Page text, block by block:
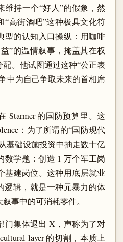
维持一个“好人”的假象，然
“高街酒吧”这种极具文化符
型的认知入口操纵：用咖啡
”的温情叙事，掩盖其在权
。他试图通过这种“公正表
中为自己争取未来的首相席
Starmer 的国防预算里。这
：为了所谓的“国防现代
基础设施投资中抽走数十亿
数学题：创造 1 万个军工岗
基建岗位。这种用底层就业
逻辑，就是一种元暴力的体
事中的可消耗零件。
门集体退出 X，声称为了对
layer 的切割，本质上